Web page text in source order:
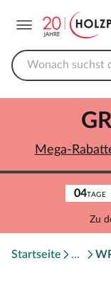
04TAGE
Zu
Mega-
Startseite